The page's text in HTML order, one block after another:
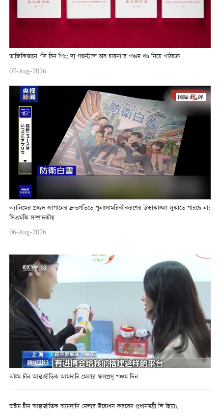
তাজিকিস্তানে ‘সি চিন পিং: দ্য গভর্ন্যান্স অব চায়না’র পঞ্চম খণ্ড নিয়ে পাঠচক্র
07-Aug-2026
অ্যানিমের প্রচ্ছদ জাপানের দ্রুতগতিতে পুনঃসামরিকীকরণের উচ্চাকাঙ্ক্ষা লুকাতে পারছে না:
সিএমজি সম্পাদকীয়
06-Aug-2026
অষ্টম চীন আন্তর্জাতিক আমদানি মেলার ফলপ্রসূ পঞ্চম দিন
অষ্টম চীন আন্তর্জাতিক আমদানি মেলার উদ্বোধন করবেন প্রধানমন্ত্রী লি ছিয়াং